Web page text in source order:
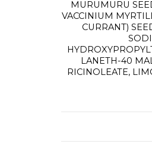
MURUMURU
VACCINIUM
CURRANT)
LANETH-40
RICINOLEATE,